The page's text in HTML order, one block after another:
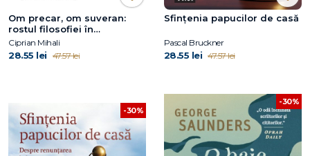
Om precar, om suveran:
rostul filosofiei în
societatea digitală
Ciprian Mihali
28.55 lei 47.57 lei
Sfințenia papucilor de casă
Pascal Bruckner
28.55 lei 47.57 lei
-30%
-30%